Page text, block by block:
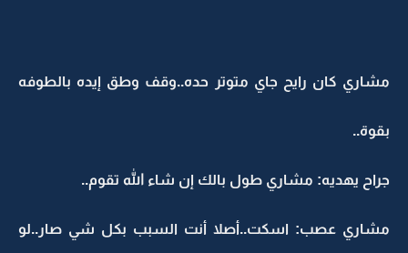
مشاري كان رايح جاي متوتر حده..وقف وطق إيده بالطوفه
بقوة..
جراح يهديه: مشاري طول بالك إن شاء الله تقوم..
مشاري عصب: اسكت..أصلا أنت السبب بكل شي صار..لو